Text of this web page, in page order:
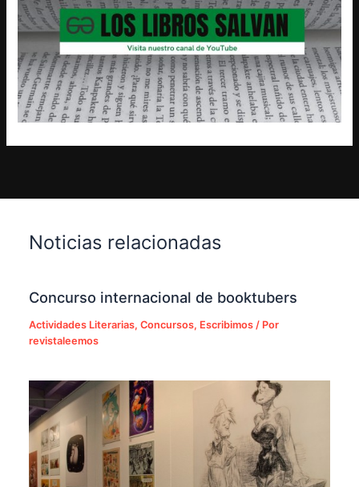
Noticias relacionadas
Concurso internacional de booktubers
Actividades Literarias,Concursos, Escribimos / Por
revistaleemos